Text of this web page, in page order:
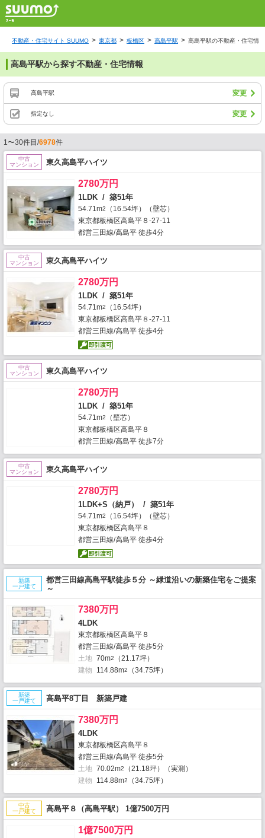
不動産・住宅サイト SUUMO 東京都 板橋区 高島平駅 高島平駅の不動産・住宅情報
高島平駅から探す不動産・住宅情報
高島平駅 変更
指定なし 変更
1〜30件目/6978件
中古
マンション
東久高島平ハイツ
2780万円
1LDK / 築51年
54.71m2
（16.54坪）（壁芯）
東京都板橋区高島平８-27-11
都営三田線/高島平 徒歩4分
中古
マンション
東久高島平ハイツ
2780万円
1LDK / 築51年
54.71m2
（16.54坪）
東京都板橋区高島平８-27-11
都営三田線/高島平 徒歩4分
中古
マンション
東久高島平ハイツ
2780万円
1LDK / 築51年
54.71m2
（壁芯）
東京都板橋区高島平８
都営三田線/高島平 徒歩7分
中古
マンション
東久高島平ハイツ
2780万円
1LDK+S（納戸） / 築51年
54.71m2
（16.54坪）（壁芯）
東京都板橋区高島平８
都営三田線/高島平 徒歩4分
新築
一戸建て
都営三田線高島平駅徒歩５分 ～緑道沿いの新築住宅をご提案
～
7380万円
4LDK
東京都板橋区高島平８
都営三田線/高島平 徒歩5分
土地 70m2
（21.17坪）
建物
114.88m2 （34.75坪）
新築
一戸建て
高島平8丁目 新築戸建
7380万円
4LDK
東京都板橋区高島平８
都営三田線/高島平 徒歩5分
土地 70.02m2
（21.18坪）（実測）
建物
114.88m2 （34.75坪）
中古
一戸建て
高島平８（高島平駅） 1億7500万円
1億7500万円